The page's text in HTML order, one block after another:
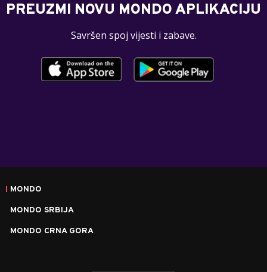
PREUZMI NOVU MONDO APLIKACIJU
Savršen spoj vijesti i zabave.
MONDO
MONDO SRBIJA
MONDO CRNA GORA